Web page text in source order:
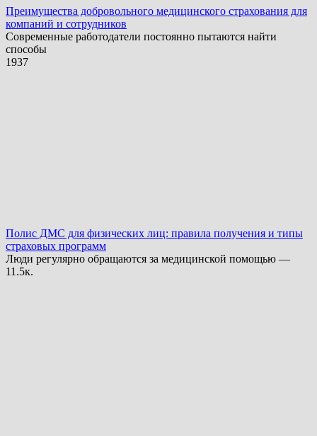
Преимущества добровольного медицинского страхования для
компаний и сотрудников
Современные работодатели постоянно пытаются найти
способы
1937
Полис ДМС для физических лиц: правила получения и типы
страховых программ
Люди регулярно обращаются за медицинской помощью —
11.5к.